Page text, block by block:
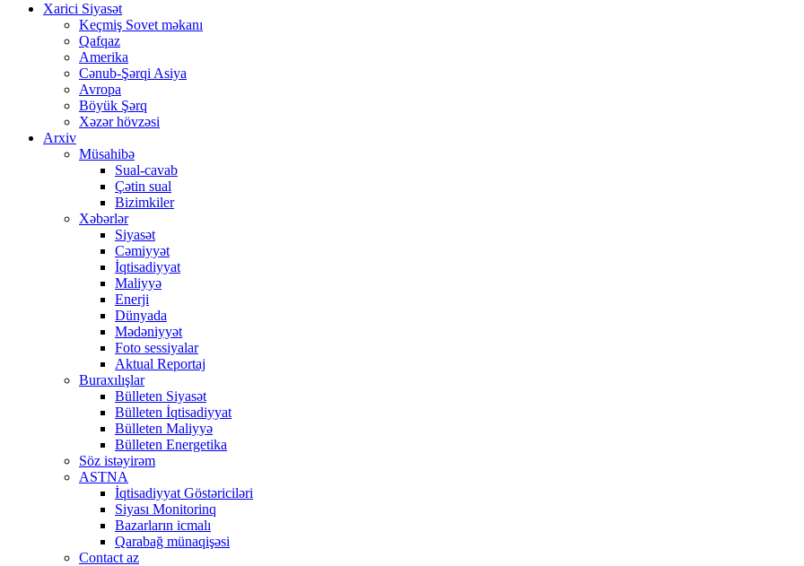
Xarici Siyasət
Keçmiş Sovet məkanı
Qafqaz
Amerika
Cənub-Şərqi Asiya
Avropa
Böyük Şərq
Xəzər hövzəsi
Arxiv
Müsahibə
Sual-cavab
Çətin sual
Bizimkiler
Xəbərlər
Siyasət
Cəmiyyət
İqtisadiyyat
Maliyyə
Enerji
Dünyada
Mədəniyyət
Foto sessiyalar
Aktual Reportaj
Buraxılışlar
Bülleten Siyasət
Bülleten İqtisadiyyat
Bülleten Maliyyə
Bülleten Energetika
Söz istəyirəm
ASTNA
İqtisadiyyat Göstəriciləri
Siyası Monitorinq
Bazarların icmalı
Qarabağ münaqişəsi
Contact az